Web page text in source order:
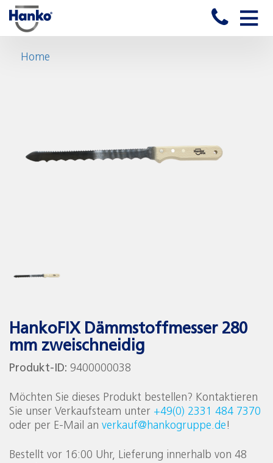
Toggle
Home
HankoFIX Dämmstoffmesser 280
mm zweischneidig
Produkt-ID: 9400000038
Möchten Sie dieses Produkt bestellen? Kontaktieren
Sie unser Verkaufsteam unter +49(0) 2331 484 7370
oder per E-Mail an verkauf@hankogruppe.de!
Bestellt vor 16:00 Uhr, Lieferung innerhalb von 48